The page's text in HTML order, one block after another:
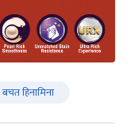
बचत हिनामिना